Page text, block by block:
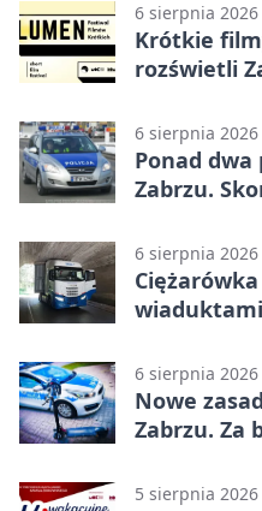
6 sierpnia 2026
Krótkie
rozświetli
6 sierpnia 2026
Ponad
Zabrzu.
6 sierpnia 2026
6 sierpnia 2026
Nowe
Zabrzu. Za
5 sierpnia 2026